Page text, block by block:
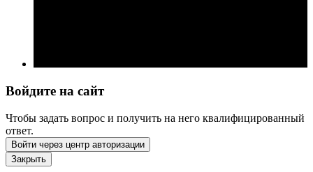
Войдите на сайт
Чтобы задать вопрос и получить на него квалифицированный
ответ.
Войти через центр авторизации
Закрыть